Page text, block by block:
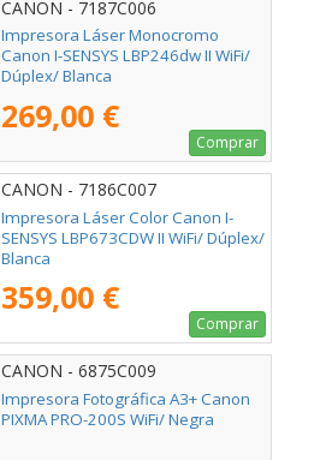
CANON - 7187C006
Impresora Láser Monocromo
Canon I-SENSYS LBP246dw II WiFi/
Dúplex/ Blanca
269,00 €
Comprar
CANON - 7186C007
Impresora Láser Color Canon I-
SENSYS LBP673CDW II WiFi/ Dúplex/
Blanca
359,00 €
Comprar
CANON - 6875C009
Impresora Fotográfica A3+ Canon
PIXMA PRO-200S WiFi/ Negra